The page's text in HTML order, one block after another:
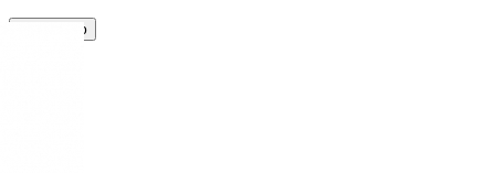
Принимаю